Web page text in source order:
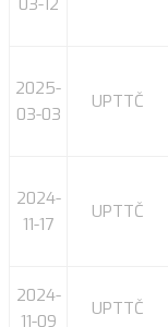
2025-
03-03
UPTTČ
2024-
11-17
UPTTČ
2024-
11-09
UPTTČ